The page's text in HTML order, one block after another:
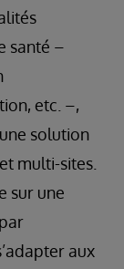
santé –
etc. –,
solution
multi-sites.
sur une
aux